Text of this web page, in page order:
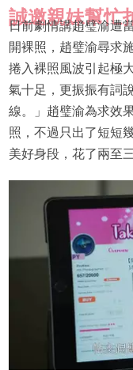
誠邀親妹幫忙
日前劇情講趙璧渝遭
開裸照，趙璧渝尋求
捲入裸照風波引起極
氣十足，更振振有詞
線。」趙璧渝為求效
照，不過只出了短短
美好身段，花了兩至